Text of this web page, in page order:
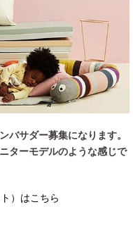
バサダー募集になります。
ターモデルのような感じで
）はこちら